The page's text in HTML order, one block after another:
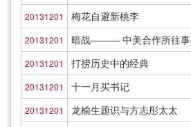
20131201 梅花自避新桃李
20131201 暗战——— 中美合作所往事
20131201 打捞历史中的经典
20131201 十一月买书记
20131201 龙榆生题识与方志彤太太